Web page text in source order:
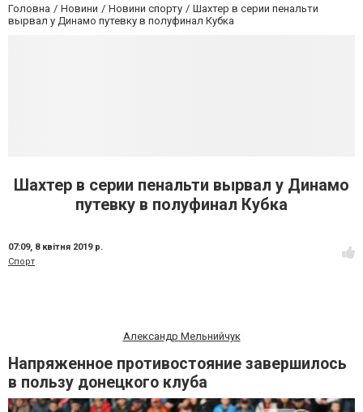
Головна Новини Новини спорту
Шахтер в серии пенальти
вырвал у Динамо путевку в полуфинал Кубка
Шахтер в серии пенальти вырвал у Динамо
путевку в полуфинал Кубка
07:09, 8 квітня 2019 р.
Спорт
Александр Мельнийчук
Напряженное противостояние завершилось
в пользу донецкого клуба